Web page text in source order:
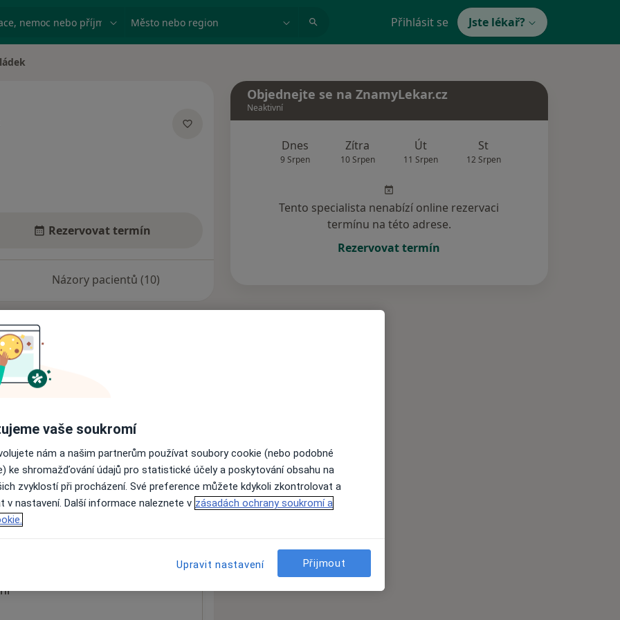
nemoc nebo příjmení Město nebo region Přihlásit se Jste lékař?
Rezervovat termín
Názory pacientů (10)
nejsou k dispozici
informace o svých službách.
Objednejte se na ZnamyLekar.cz
Neaktivní
Dnes
9 Srpen
Zítra
10 Srpen
Út
11 Srpen
St
12 Srpen
Tento specialista nenabízí online rezervaci
termínu na této adrese.
Rezervovat termín
vaše soukromí
nám a našim partnerům používat soubory cookie (nebo podobné
ke shromažďování údajů pro statistické účely a poskytování obsahu na
zvyklostí při procházení. Své preference můžete kdykoli zkontrolovat a
v nastavení. Další informace naleznete v zásadách ochrany soukromí a
Upravit nastavení Přijmout